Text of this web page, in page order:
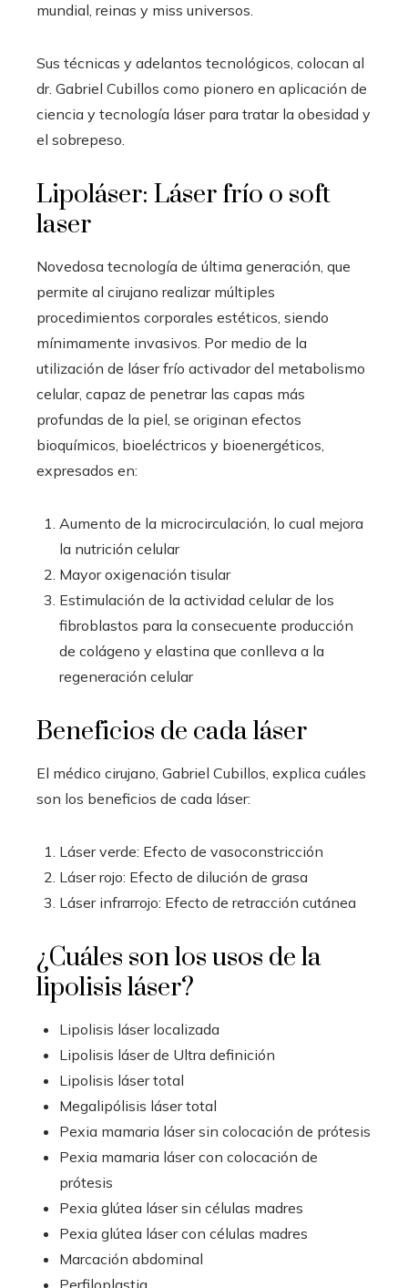
mundial, reinas y miss universos.
Sus técnicas y adelantos tecnológicos, colocan al
dr. Gabriel Cubillos como pionero en aplicación de
ciencia y tecnología láser para tratar la obesidad y
el sobrepeso.
Lipoláser: Láser frío o soft
laser
Novedosa tecnología de última generación, que
permite al cirujano realizar múltiples
procedimientos corporales estéticos, siendo
mínimamente invasivos. Por medio de la
utilización de láser frío activador del metabolismo
celular, capaz de penetrar las capas más
profundas de la piel, se originan efectos
bioquímicos, bioeléctricos y bioenergéticos,
expresados en:
Aumento de la microcirculación, lo cual mejora
la nutrición celular
Mayor oxigenación tisular
Estimulación de la actividad celular de los
fibroblastos para la consecuente producción
de colágeno y elastina que conlleva a la
regeneración celular
Beneficios de cada láser
El médico cirujano, Gabriel Cubillos, explica cuáles
son los beneficios de cada láser:
Láser verde: Efecto de vasoconstricción
Láser rojo: Efecto de dilución de grasa
Láser infrarrojo: Efecto de retracción cutánea
¿Cuáles son los usos de la
lipolisis láser?
Lipolisis láser localizada
Lipolisis láser de Ultra definición
Lipolisis láser total
Megalipólisis láser total
Pexia mamaria láser sin colocación de prótesis
Pexia mamaria láser con colocación de
prótesis
Pexia glútea láser sin células madres
Pexia glútea láser con células madres
Marcación abdominal